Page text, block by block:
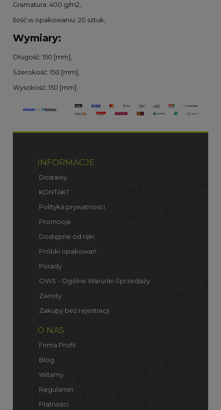
Gramatura: 400 g/m2,
Ilość w opakowaniu: 20 sztuk,
Wymiary:
Długość: 150 [mm],
Szerokość: 150 [mm],
Wysokość: 150 [mm].
INFORMACJE
Dostawy
KONTAKT
Polityka prywatności
Promocje
Dostępne od ręki
Próbki opakowań
Porady
OWS - Ogólne Warunki Sprzedaży
Zwroty
Zakupy bez rejestracji
O NAS
Firma Profil
Blog
Witamy
Regulamin
Płatności